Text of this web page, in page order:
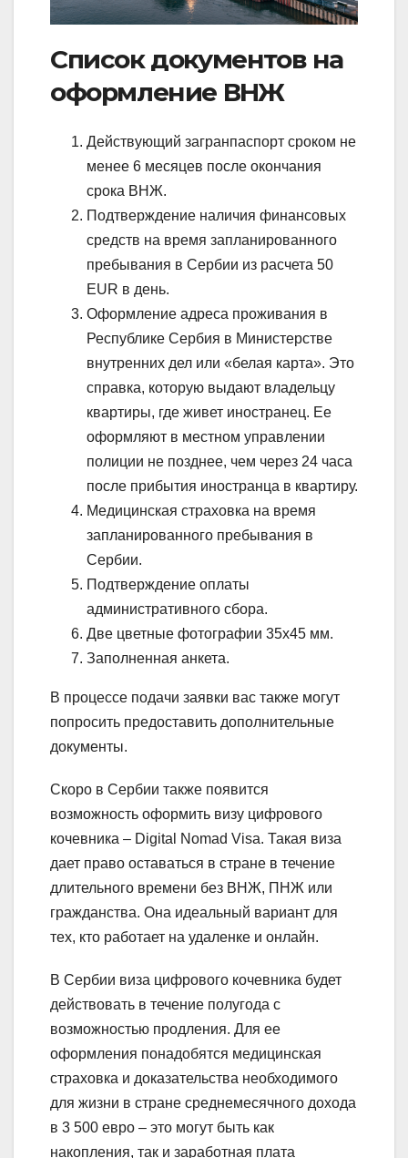
Список документов на
оформление ВНЖ
Действующий загранпаспорт сроком не
менее 6 месяцев после окончания
срока ВНЖ.
Подтверждение наличия финансовых
средств на время запланированного
пребывания в Сербии из расчета 50
EUR в день.
Оформление адреса проживания в
Республике Сербия в Министерстве
внутренних дел или «белая карта». Это
справка, которую выдают владельцу
квартиры, где живет иностранец. Ее
оформляют в местном управлении
полиции не позднее, чем через 24 часа
после прибытия иностранца в квартиру.
Медицинская страховка на время
запланированного пребывания в
Сербии.
Подтверждение оплаты
административного сбора.
Две цветные фотографии 35х45 мм.
Заполненная анкета.
В процессе подачи заявки вас также могут
попросить предоставить дополнительные
документы.
Скоро в Сербии также появится
возможность оформить визу цифрового
кочевника – Digital Nomad Visa. Такая виза
дает право оставаться в стране в течение
длительного времени без ВНЖ, ПНЖ или
гражданства. Она идеальный вариант для
тех, кто работает на удаленке и онлайн.
В Сербии виза цифрового кочевника будет
действовать в течение полугода с
возможностью продления. Для ее
оформления понадобятся медицинская
страховка и доказательства необходимого
для жизни в стране среднемесячного дохода
в 3 500 евро – это могут быть как
накопления, так и заработная плата